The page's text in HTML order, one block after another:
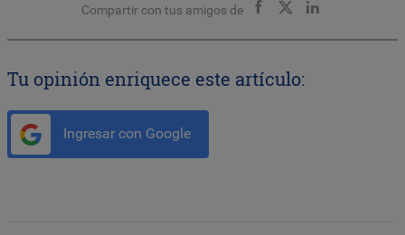
Compartir con tus amigos de
Tu opinión enriquece este artículo:
Ingresar con Google